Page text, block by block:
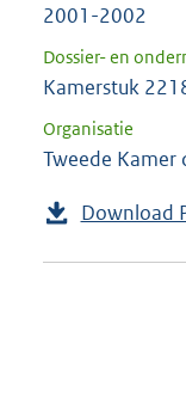
2001-2002
Dossier- en
Kamerstuk
Organisatie
Tweede Kamer
Download